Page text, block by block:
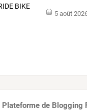
5 août
Plateforme de Blogging